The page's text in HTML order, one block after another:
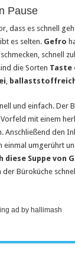
Pause
dass es schnell
es selten. Gefro
schnell
die Sorten Taste
,
und einfach. Der
mit einem
Anschließend den
einmal umgerührt
diese Suppe von
der Büroküche
ad by hallimash